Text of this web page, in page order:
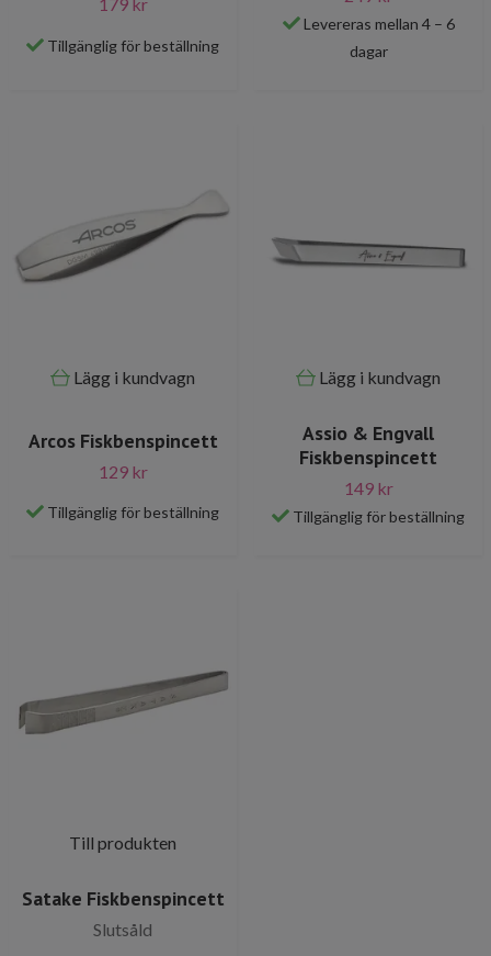
Tillgänglig för beställning
Levereras mellan 4 – 6
dagar
Lägg i kundvagn
Arcos Fiskbenspincett
129 kr
Tillgänglig för beställning
Lägg i kundvagn
Assio & Engvall
Fiskbenspincett
149 kr
Tillgänglig för beställning
Till produkten
Satake Fiskbenspincett
Slutsåld